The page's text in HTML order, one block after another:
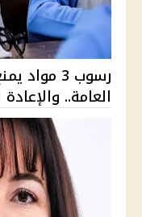
رسوب 3
العامة..